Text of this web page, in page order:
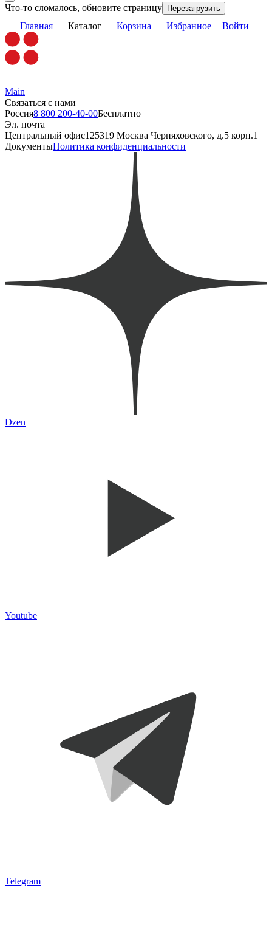
Что-то сломалось, обновите страницу Перезагрузить
Главная Каталог Корзина Избранное Войти
Main
Связаться с нами
Россия8 800 200-40-00Бесплатно
Эл. почта
Центральный офис125319 Москва Черняховского, д.5 корп.1
ДокументыПолитика конфиденциальности
Dzen
Youtube
Telegram